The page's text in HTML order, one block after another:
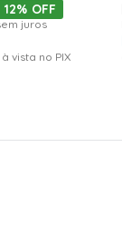
12% OFF
juros
vista no PIX